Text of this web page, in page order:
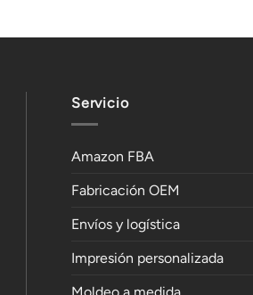
Servicio
Amazon FBA
Fabricación OEM
Envíos y logística
Impresión personalizada